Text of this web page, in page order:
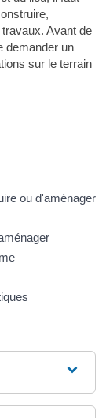
Avant de
demander un
sur le terrain
ou d'aménager